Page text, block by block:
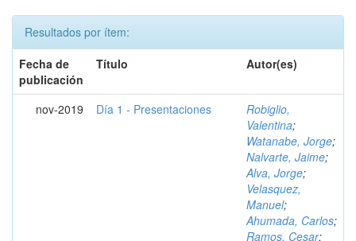
Resultados por ítem:
Fecha de
publicación
Título Autor(es)
nov-2019 Día 1 - Presentaciones
Robiglio,
Valentina;
Watanabe, Jorge;
Nalvarte, Jaime;
Alva, Jorge;
Velasquez,
Manuel;
Ahumada, Carlos;
Ramos, Cesar;